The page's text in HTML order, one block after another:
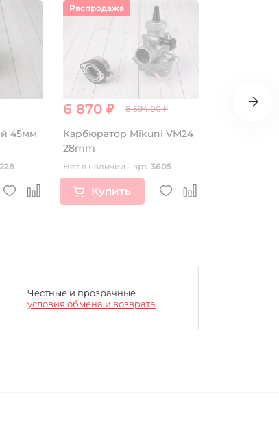
45мм
Распродажа
6 870 ₽ 8 594.00 ₽
Карбюратор Mikuni VM24
28mm
Нет в наличии - арт. 3605
Купить
8 790 ₽
Честные и прозрачные
условия обмена и возврата